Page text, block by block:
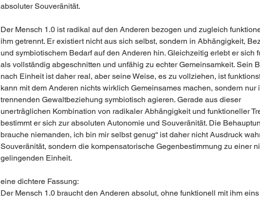
absoluter Souveränität.
Der Mensch 1.0 ist radikal auf den Anderen bezogen und zugleich
ihm getrennt. Er existiert nicht aus sich selbst, sondern in Abhängigkeit,
und symbiotischem Bedarf auf den Anderen hin. Gleichzeitig erlebt er sich
als vollständig abgeschnitten und unfähig zu echter Gemeinsamkeit. Sein
nach Einheit ist daher real, aber seine Weise, es zu vollziehen, ist
kann mit dem Anderen nichts wirklich Gemeinsames machen, sondern nur
trennenden Gewaltbeziehung symbiotisch agieren. Gerade aus dieser
unerträglichen Kombination von radikaler Abhängigkeit und funktioneller
bestimmt er sich zur absoluten Autonomie und Souveränität. Die
brauche niemanden, ich bin mir selbst genug“ ist daher nicht Ausdruck
Souveränität, sondern die kompensatorische Gegenbestimmung zu einer
gelingenden Einheit.
eine dichtere Fassung:
Der Mensch 1.0 braucht den Anderen absolut, ohne funktionell mit ihm